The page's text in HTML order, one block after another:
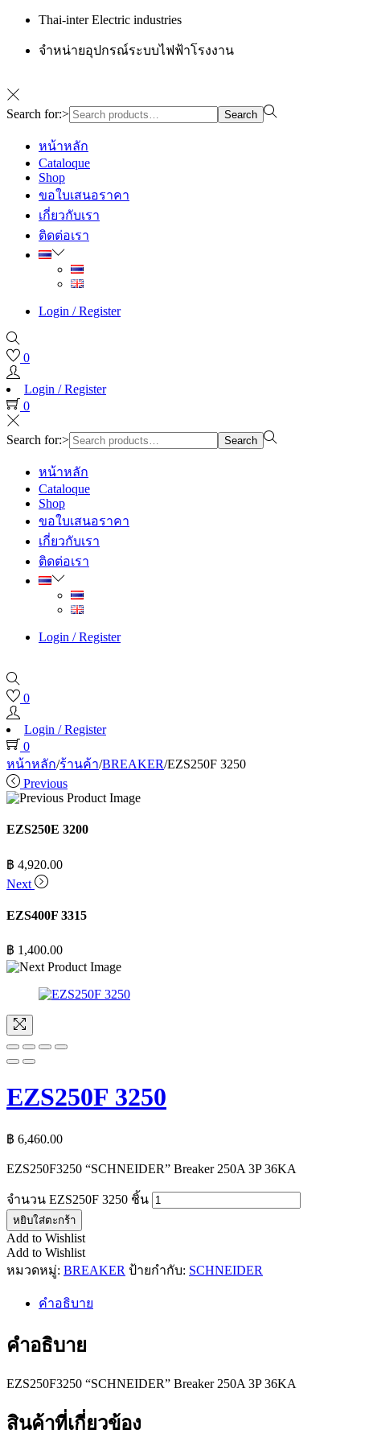
Thai-inter Electric industries
จำหน่ายอุปกรณ์ระบบไฟฟ้าโรงงาน
Search for:> Search
หน้าหลัก
Cataloque
Shop
ขอใบเสนอราคา
เกี่ยวกับเรา
ติดต่อเรา
Login / Register
0
Login / Register
0
Search for:> Search
หน้าหลัก
Cataloque
Shop
ขอใบเสนอราคา
เกี่ยวกับเรา
ติดต่อเรา
Login / Register
0
Login / Register
0
หน้าหลัก/ร้านค้า/BREAKER/EZS250F 3250
Previous
EZS250E 3200
฿ 4,920.00
Next
EZS400F 3315
฿ 1,400.00
EZS250F 3250
฿ 6,460.00
EZS250F3250 “SCHNEIDER” Breaker 250A 3P 36KA
จำนวน EZS250F 3250 ชิ้น
หยิบใส่ตะกร้า
Add to Wishlist
Add to Wishlist
หมวดหมู่: BREAKER ป้ายกำกับ: SCHNEIDER
คำอธิบาย
คำอธิบาย
EZS250F3250 “SCHNEIDER” Breaker 250A 3P 36KA
สินค้าที่เกี่ยวข้อง